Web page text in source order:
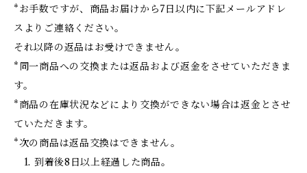
*お手数ですが、商品お届けから7日以内に下記メールアドレ
スよりご連絡ください。
それ以降の返品はお受けできません。
*同一商品への交換または返品および返金をさせていただきま
す。
*商品の在庫状況などにより交換ができない場合は返金とさせ
ていただきます。
*次の商品は返品交換はできません。
1. 到着後8日以上経過した商品。